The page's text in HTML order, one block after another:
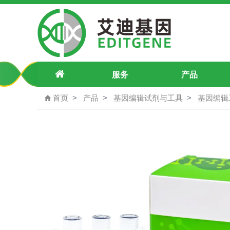
pU6-ALOX15-c.G>T p.Gly422Trp-
服务 产品
首页 产品 基因编辑试剂与工具 基因编